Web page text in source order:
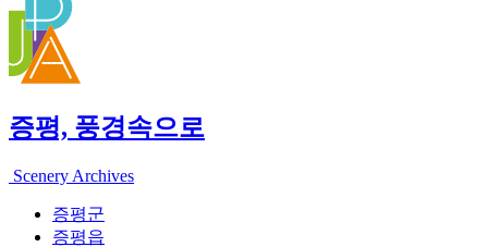
증평, 풍경속으로
Scenery Archives
증평군
증평읍